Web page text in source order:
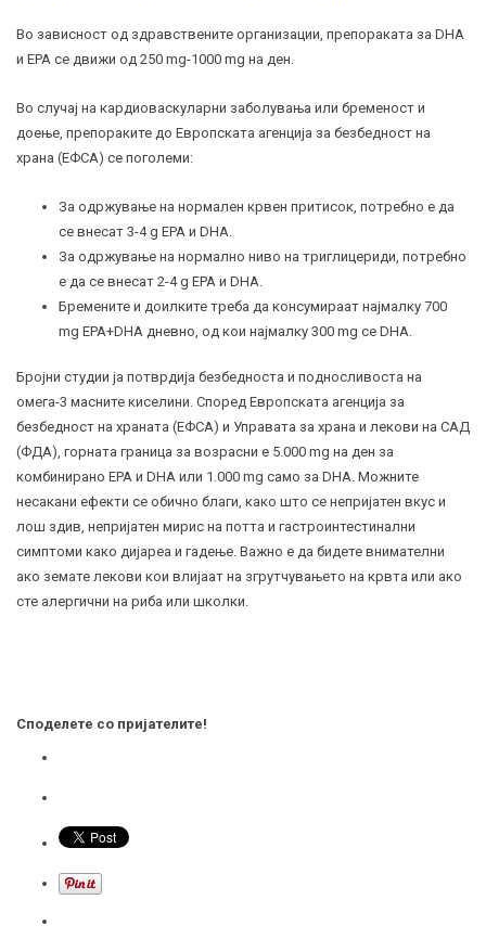
Во зависност од здравствените организации, препораката за DHA
и EPA се движи од 250 mg-1000 mg на ден.
Во случај на кардиоваскуларни заболувања или бременост и
доење, препораките до Европската агенција за безбедност на
храна (ЕФСА) се поголеми:
За одржување на нормален крвен притисок, потребно е да
се внесат 3-4 g EPA и DHA.
За одржување на нормално ниво на триглицериди, потребно
е да се внесат 2-4 g EPA и DHA.
Бремените и доилките треба да консумираат најмалку 700
mg EPA+DHA дневно, од кои најмалку 300 mg се DHA.
Бројни студии ја потврдија безбедноста и подносливоста на
омега-3 масните киселини. Според Европската агенција за
безбедност на храната (ЕФСА) и Управата за храна и лекови на САД
(ФДА), горната граница за возрасни е 5.000 mg на ден за
комбинирано EPA и DHA или 1.000 mg само за DHA. Можните
несакани ефекти се обично благи, како што се непријатен вкус и
лош здив, непријатен мирис на потта и гастроинтестинални
симптоми како дијареа и гадење. Важно е да бидете внимателни
ако земате лекови кои влијаат на згрутчувањето на крвта или ако
сте алергични на риба или школки.
Споделете со пријателите!